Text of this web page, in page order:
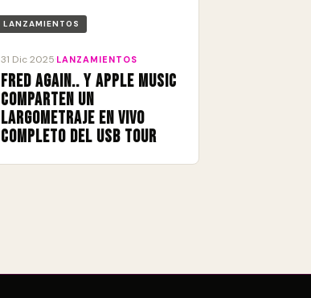
LANZAMIENTOS
31 Dic 2025 LANZAMIENTOS
Fred again.. y Apple Music
comparten un
largometraje en vivo
completo del USB Tour